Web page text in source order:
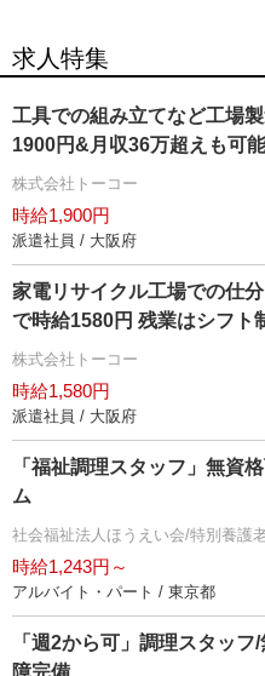
求人特集
工具での組み立てなど工場
1900円&月収36万超えも可能
株式会社トーコー
時給1,900円
派遣社員 / 大阪府
家電リサイクル工場での仕
で時給1580円 残業はシフト
株式会社トーコー
時給1,580円
派遣社員 / 大阪府
「福祉調理スタッフ」無資
ム
社会福祉法人ほうえい会/特別養護
時給1,243円～
アルバイト・パート / 東京都
「週2から可」調理スタッ